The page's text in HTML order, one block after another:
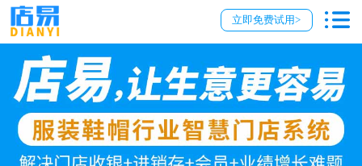
立即免费试用>